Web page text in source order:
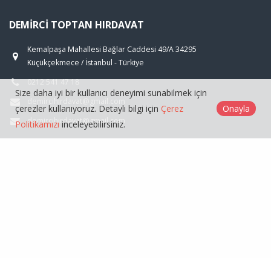
DEMIRCI TOPTAN HIRDAVAT
Kemalpaşa Mahallesi Bağlar Caddesi 49/A 34295
Küçükçekmece / İstanbul - Türkiye
0212 541 47 18
demircihirdavat@gmail.com
demircihirdavat@gmail.com
Size daha iyi bir kullanıcı deneyimi sunabilmek için
çerezler kullanıyoruz. Detaylı bilgi için Çerez
Politikamızı inceleyebilirsiniz.
Onayla